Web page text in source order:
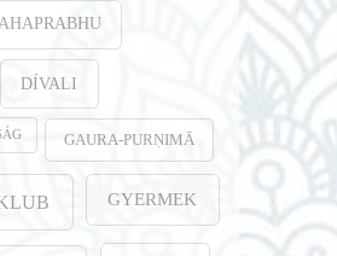
DÍVALI
GAURA-PURṆIMĀ
GYERMEK